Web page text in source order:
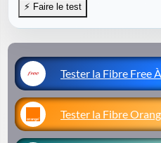
Tester la Fibre Free
Tester la Fibre